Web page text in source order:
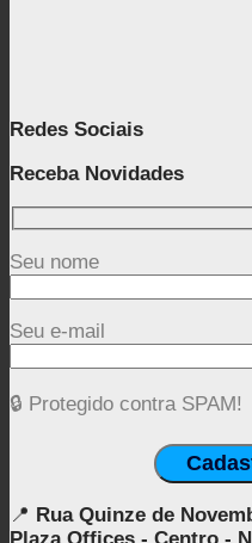
Redes Sociais
Receba Novidades
Seu nome
Seu e-mail
🔒 Protegido contra SPAM!
📍 Rua Quinze de